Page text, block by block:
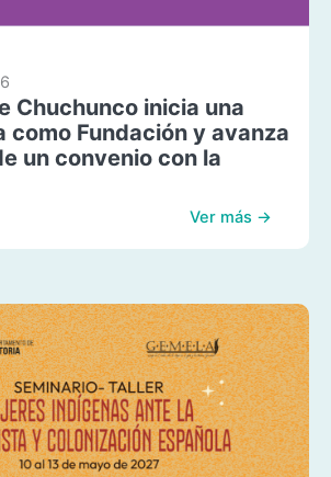
Chuchunco inicia una
como Fundación y avanza
un convenio con la
Ver más →